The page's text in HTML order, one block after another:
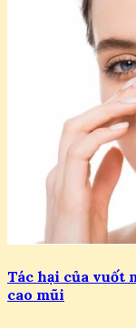
Tác hại của vuốt
cao mũi